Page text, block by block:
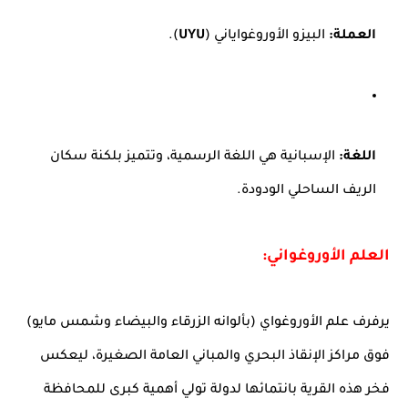
العملة: البيزو الأوروغواياني (UYU
).
اللغة: الإسبانية هي اللغة الرسمية، وتتميز بلكنة سكان
الريف الساحلي الودودة.
العلم الأوروغواني:
يرفرف علم الأوروغواي (بألوانه الزرقاء والبيضاء وشمس مايو)
فوق مراكز الإنقاذ البحري والمباني العامة الصغيرة، ليعكس
فخر هذه القرية بانتمائها لدولة تولي أهمية كبرى للمحافظة